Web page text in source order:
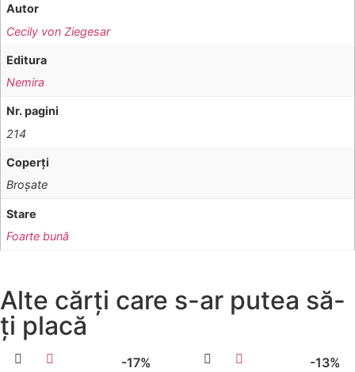
Autor
Cecily von Ziegesar
Editura
Nemira
Nr. pagini
214
Coperţi
Broşate
Stare
Foarte bună
Alte cărți care s-ar putea să-
ți placă
-17% -13%